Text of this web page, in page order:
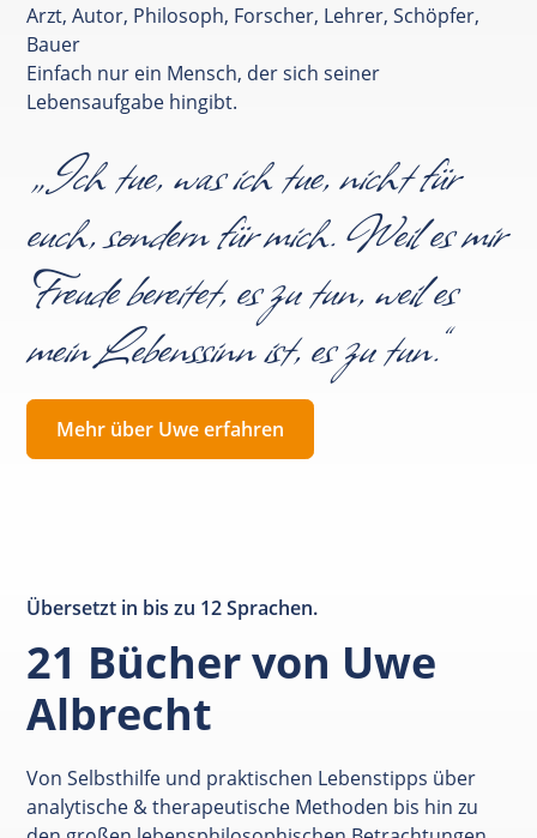
Arzt, Autor, Philosoph, Forscher, Lehrer, Schöpfer,
Bauer
Einfach nur ein Mensch, der sich seiner
Lebensaufgabe hingibt.
„Ich tue, was ich tue, nicht für
euch, sondern für mich. Weil es mir
Freude bereitet, es zu tun, weil es
mein Lebenssinn ist, es zu tun.“
Mehr über Uwe erfahren
Übersetzt in bis zu 12 Sprachen.
21 Bücher von Uwe
Albrecht
Von Selbsthilfe und praktischen Lebenstipps über
analytische & therapeutische Methoden bis hin zu